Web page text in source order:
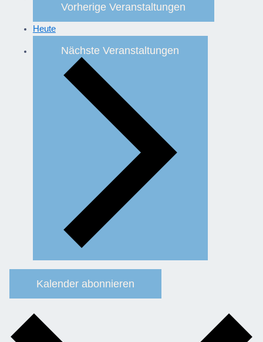
VorherigeVeranstaltungen
Heute
NächsteVeranstaltungen
Kalender abonnieren